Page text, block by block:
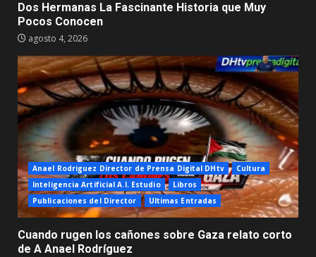
Dos Hermanas La Fascinante Historia que Muy
Pocos Conocen
agosto 4, 2026
Anael Rodriguez Director de Prensa Digital DHtv
Cultura
Inteligencia Artificial A.I. Estudio
Libros
Publicaciones del Director
Ultimas Entradas
Cuando rugen los cañones sobre Gaza relato corto
de A Anael Rodríguez